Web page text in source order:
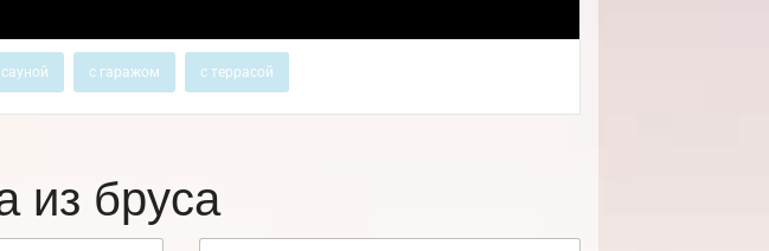
сауной с гаражом с террасой
из бруса